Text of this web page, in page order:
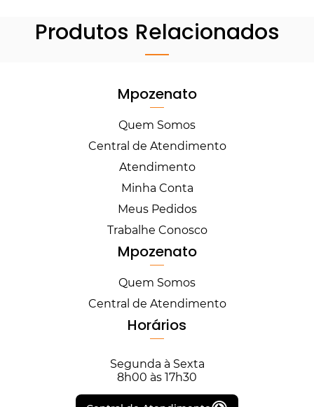
Produtos Relacionados
Mpozenato
Quem Somos
Central de Atendimento
Atendimento
Minha Conta
Meus Pedidos
Trabalhe Conosco
Mpozenato
Quem Somos
Central de Atendimento
Horários
Segunda à Sexta
8h00 às 17h30